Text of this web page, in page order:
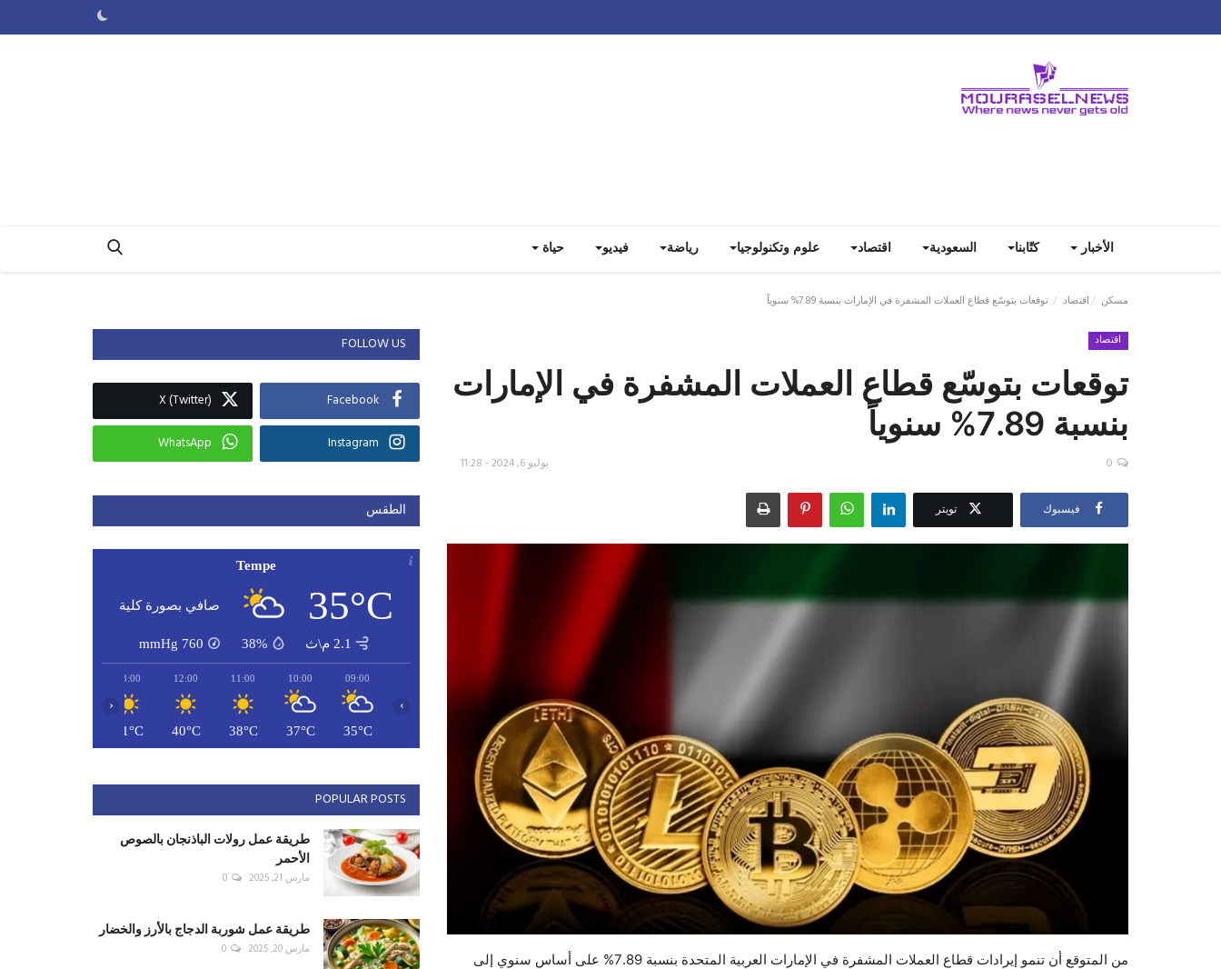
الأخبار كتّابنا السعودية اقتصاد علوم وتكنولوجيا رياضة فيديو حياة
مسكن اقتصاد توقعات بتوسّع قطاع العملات المشفرة في الإمارات بنسبة 7.89% سنوياً
اقتصاد
توقعات بتوسّع قطاع العملات المشفرة في الإمارات
بنسبة 7.89% سنوياً
يوليو 6, 2024 - 11:28 0
فيسبوك تويتر
من المتوقع أن تنمو إيرادات قطاع العملات المشفرة في الإمارات العربية المتحدة بنسبة 7.89% على أساس سنوي إلى
FOLLOW US
Facebook
X (Twitter)
Instagram
WhatsApp
الطقس
Tempe
35°C صافي بصورة كلية
2.1 م\ث 38%
760
mmHg
09:00
35°C
10:00
37°C
11:00
38°C
12:00
40°C
13:00
41°C
‹ ›
POPULAR POSTS
طريقة عمل رولات الباذنجان بالصوص
الأحمر
مارس 21, 2025 0
طريقة عمل شوربة الدجاج بالأرز والخضار
مارس 20, 2025 0